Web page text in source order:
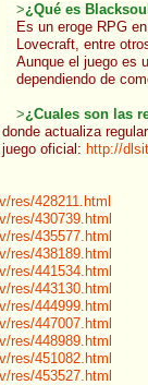
>¿Qué es
Es un eroge RPG
Lovecraft, entre
Aunque el juego es
dependiendo de
>¿Cuales son las
actualiza
oficial: http://
res/428211.html
res/430739.html
res/435577.html
res/438189.html
res/441534.html
res/443130.html
res/444999.html
res/447007.html
res/448989.html
res/451082.html
res/453527.html